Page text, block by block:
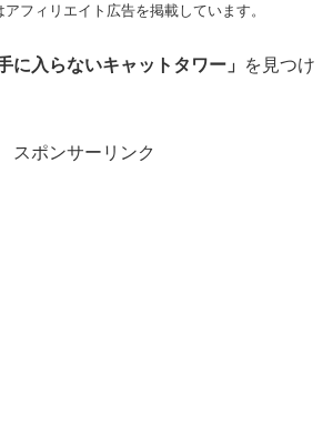
フィリエイト広告を掲載しています。
に入らないキャットタワー」
を見つけ
スポンサーリンク